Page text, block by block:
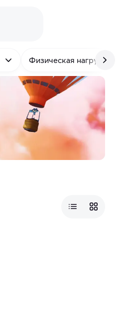
Физическая нагрузка